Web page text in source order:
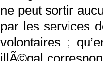
ne peut sortir
par les services
volontaires ;
illÃ©gal